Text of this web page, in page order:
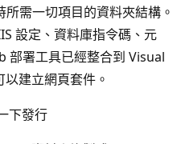
需一切項目的資料夾結構。
設定、資料庫指令碼、元
部署工具已經整合到 Visual
建立網頁套件。
下發行